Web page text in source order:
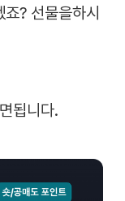
? 선물을하시
됩니다.